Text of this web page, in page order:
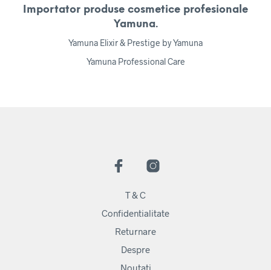
Importator produse cosmetice profesionale
Yamuna.
Yamuna Elixir & Prestige by Yamuna
Yamuna Professional Care
T & C
Confidentialitate
Returnare
Despre
Noutati